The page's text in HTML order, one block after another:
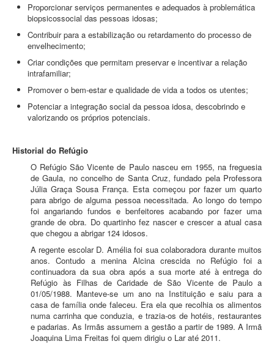
Proporcionar serviços permanentes e adequados à problemática
biopsicossocial das pessoas idosas;
Contribuir para a estabilização ou retardamento do processo de
envelhecimento;
Criar condições que permitam preservar e incentivar a relação
intrafamiliar;
Promover o bem-estar e qualidade de vida a todos os utentes;
Potenciar a integração social da pessoa idosa, descobrindo e
valorizando os próprios potenciais.
Historial do Refúgio
O Refúgio São Vicente de Paulo nasceu em 1955, na freguesia
de Gaula, no concelho de Santa Cruz, fundado pela Professora
Júlia Graça Sousa França. Esta começou por fazer um quarto
para abrigo de alguma pessoa necessitada. Ao longo do tempo
foi angariando fundos e benfeitores acabando por fazer uma
grande de obra. Do quartinho fez nascer e crescer a atual casa
que chegou a abrigar 124 idosos.
A regente escolar D. Amélia foi sua colaboradora durante muitos
anos. Contudo a menina Alcina crescida no Refúgio foi a
continuadora da sua obra após a sua morte até à entrega do
Refúgio às Filhas de Caridade de São Vicente de Paulo a
01/05/1988. Manteve-se um ano na Instituição e saiu para a
casa de família onde faleceu. Era ela que recolhia os alimentos
numa carrinha que conduzia, e trazia-os de hotéis, restaurantes
e padarias. As Irmãs assumem a gestão a partir de 1989. A Irmã
Joaquina Lima Freitas foi quem dirigiu o Lar até 2011.